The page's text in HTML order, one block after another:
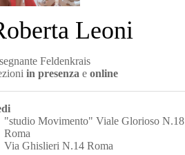
Leoni
Feldenkrais
in presenza eonline
"studio Movimento" Viale Glorioso N.18
Roma
Via Ghislieri N.14 Roma